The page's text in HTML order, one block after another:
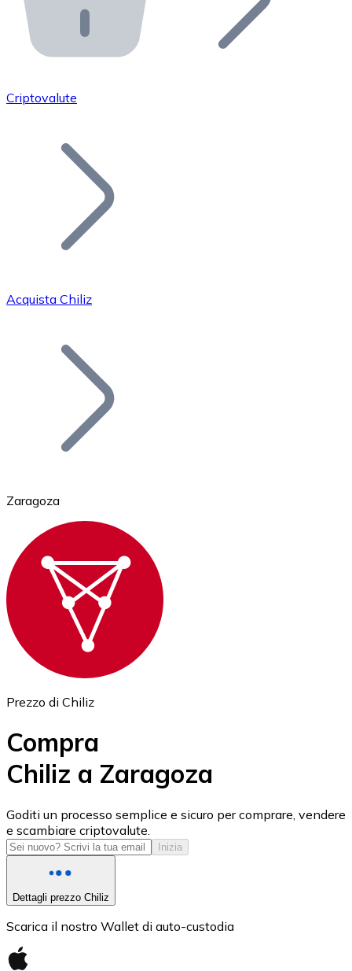
API Bitnovo
Integra la nostra API nel tuo ecosistema.
Unisciti alla nostra rete di rivenditori e
Aggiungi il token del tuo progetto al nostro servizio di
Bitcoin
Ethereum
ETH
USD Coin
USDC
Criptovalute
Acquista Chiliz
Zaragoza
Prezzo di Chiliz
Compra
Chiliz a Zaragoza
Goditi un processo semplice e sicuro per comprare, vendere
e scambiare criptovalute.
Inizia
Dettagli prezzo Chiliz
Scarica il nostro Wallet di auto-custodia